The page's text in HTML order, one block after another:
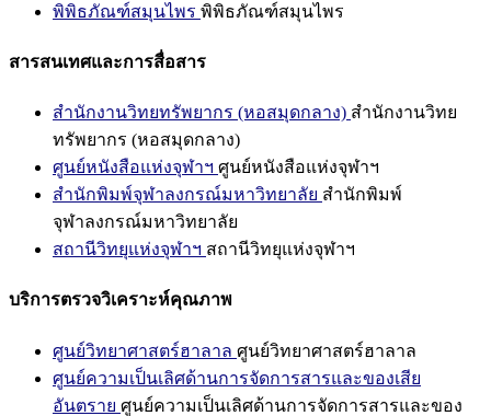
พิพิธภัณฑ์สมุนไพร พิพิธภัณฑ์สมุนไพร
สารสนเทศและการสื่อสาร
สำนักงานวิทยทรัพยากร (หอสมุดกลาง) สำนักงานวิทย
ทรัพยากร (หอสมุดกลาง)
ศูนย์หนังสือแห่งจุฬาฯ ศูนย์หนังสือแห่งจุฬาฯ
สำนักพิมพ์จุฬาลงกรณ์มหาวิทยาลัย สำนักพิมพ์
จุฬาลงกรณ์มหาวิทยาลัย
สถานีวิทยุแห่งจุฬาฯ สถานีวิทยุแห่งจุฬาฯ
บริการตรวจวิเคราะห์คุณภาพ
ศูนย์วิทยาศาสตร์ฮาลาล ศูนย์วิทยาศาสตร์ฮาลาล
ศูนย์ความเป็นเลิศด้านการจัดการสารและของเสีย
อันตราย ศูนย์ความเป็นเลิศด้านการจัดการสารและของ